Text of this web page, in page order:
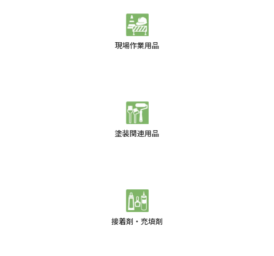
現場作業用品
塗装関連用品
接着剤・充填剤